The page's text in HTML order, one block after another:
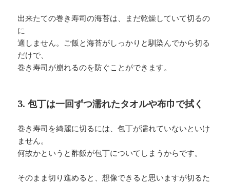
出来たての巻き寿司の海苔は、まだ乾燥していて切るの
に
適しません。ご飯と海苔がしっかりと馴染んでから切る
だけで、
巻き寿司が崩れるのを防ぐことができます。
3. 包丁は一回ずつ濡れたタオルや布巾で拭く
巻き寿司を綺麗に切るには、包丁が濡れていないといけ
ません。
何故かというと酢飯が包丁についてしまうからです。
そのまま切り進めると、想像できると思いますが切るた